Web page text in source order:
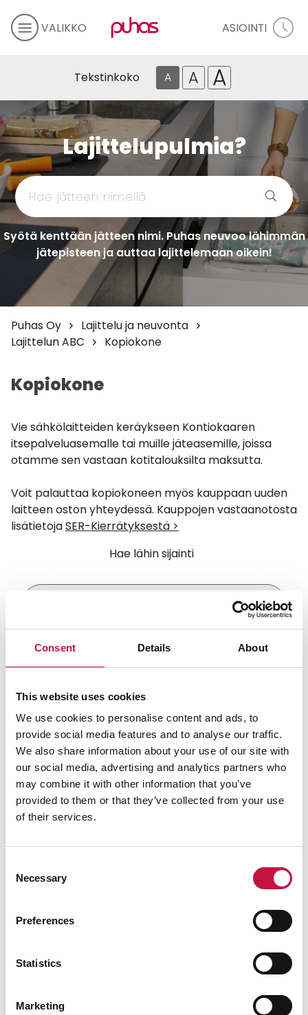
Consent Details About
This website uses cookies
We use cookies to personalise content and ads, to
provide social media features and to analyse our traffic.
We also share information about your use of our site with
our social media, advertising and analytics partners who
may combine it with other information that you’ve
provided to them or that they’ve collected from your use
of their services.
Selection
Necessary
Preferences
Statistics
Marketing
VALIKKO ASIOINTI
Tekstinkoko A A A
Lajittelupulmia?
Syötä kenttään jätteen nimi. Puhas neuvoo lähimmän
jätepisteen ja auttaa lajittelemaan oikein!
Puhas Oy
Lajittelu ja neuvonta
Lajittelun ABC
Kopiokone
Kopiokone
Vie sähkölaitteiden keräykseen Kontiokaaren
itsepalveluasemalle tai muille jäteasemille, joissa
otamme sen vastaan kotitalouksilta maksutta.
Voit palauttaa kopiokoneen myös kauppaan uuden
laitteen oston yhteydessä. Kauppojen vastaanotosta
lisätietojaSER-Kierrätyksestä >
Hae lähin sijainti
Salli evästeet nähdäksesi kartan.